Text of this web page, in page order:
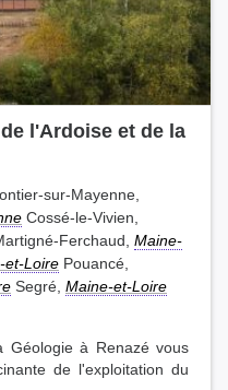
l'Ardoise et de la
sur-Mayenne,
Cossé-le-Vivien,
Ferchaud, Maine-
et-Loire Pouancé,
Segré, Maine-et-Loire
Géologie à Renazé vous
de l'exploitation du